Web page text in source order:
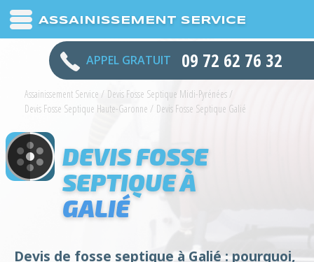
ASSAINISSEMENT SERVICE
APPEL GRATUIT 09 72 62 76 32
Assainissement Service / Devis Fosse Septique Midi-Pyrénées/
Devis Fosse Septique Haute-Garonne / Devis Fosse Septique Galié
DEVIS FOSSE
SEPTIQUE À
GALIÉ
Devis de fosse septique à Galié : pourquoi,